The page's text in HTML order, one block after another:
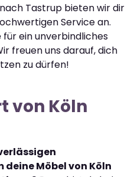
Tastrup bieten wir dir
Service an.
ein unverbindliches
freuen uns darauf, dich
zu dürfen!
von Köln
Möbel von Köln